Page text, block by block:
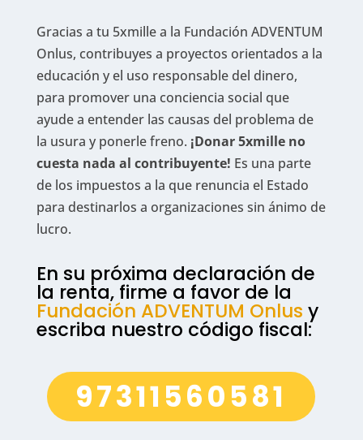
Gracias a tu 5xmille a la Fundación ADVENTUM
Onlus, contribuyes a proyectos orientados a la
educación y el uso responsable del dinero,
para promover una conciencia social que
ayude a entender las causas del problema de
la usura y ponerle freno. ¡Donar 5xmille no
cuesta nada al contribuyente! Es una parte
de los impuestos a la que renuncia el Estado
para destinarlos a organizaciones sin ánimo de
lucro.
En su próxima declaración de
la renta, firme a favor de la
Fundación ADVENTUM Onlus y
escriba nuestro código fiscal:
97311560581